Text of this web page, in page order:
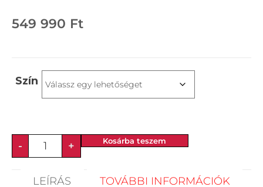
549 990 Ft
Szín
- + Kosárba teszem
LEÍRÁS TOVÁBBI INFORMÁCIÓK